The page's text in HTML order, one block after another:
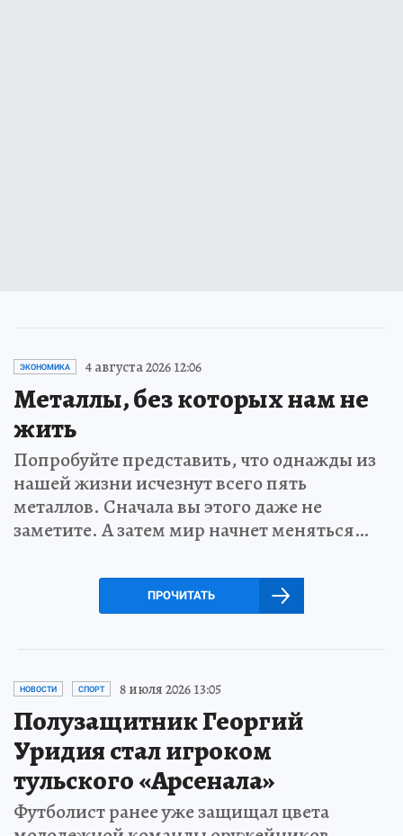
ЭКОНОМИКА 4 августа 2026 12:06
Металлы, без которых нам не
жить
Попробуйте представить, что однажды из
нашей жизни исчезнут всего пять
металлов. Сначала вы этого даже не
заметите. А затем мир начнет меняться…
ПРОЧИТАТЬ
НОВОСТИ СПОРТ 8 июля 2026 13:05
Полузащитник Георгий
Уридия стал игроком
тульского «Арсенала»
Футболист ранее уже защищал цвета